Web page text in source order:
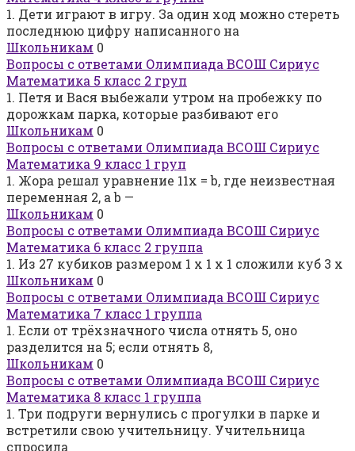
1. Дети играют в игру. За один ход можно стереть
последнюю цифру написанного на
Школьникам 0
Вопросы с ответами Олимпиада ВСОШ Сириус
Математика 5 класс 2 груп
1. Петя и Вася выбежали утром на пробежку по
дорожкам парка, которые разбивают его
Школьникам 0
Вопросы с ответами Олимпиада ВСОШ Сириус
Математика 9 класс 1 груп
1. Жора решал уравнение 11x = b, где неизвестная
переменная 2, а b —
Школьникам 0
Вопросы с ответами Олимпиада ВСОШ Сириус
Математика 6 класс 2 группа
1. Из 27 кубиков размером 1 х 1 х 1 сложили куб 3 x
Школьникам 0
Вопросы с ответами Олимпиада ВСОШ Сириус
Математика 7 класс 1 группа
1. Если от трёхзначного числа отнять 5, оно
разделится на 5; если отнять 8,
Школьникам 0
Вопросы с ответами Олимпиада ВСОШ Сириус
Математика 8 класс 1 группа
1. Три подруги вернулись с прогулки в парке и
встретили свою учительницу. Учительница
спросила